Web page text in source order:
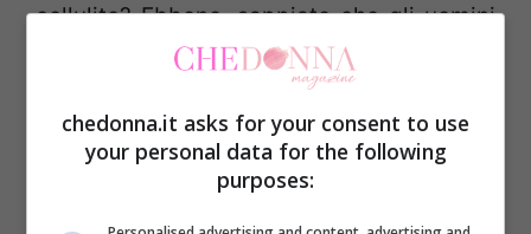
cellulite? Ebbene, sappiate che gli uomini
non sono indenni all’odiosa pelle a buccia
d’arancia. Pare infatti che ben il 24% degli
uomini sia soggetto a cellulite su fianchi,
addome, sedere, braccia e schiena.
chedonna.it asks for your consent to use
your personal data for the following
purposes: